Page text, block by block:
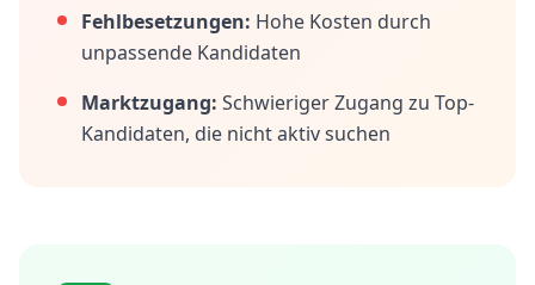
Fehlbesetzungen: Hohe Kosten durch
unpassende Kandidaten
Marktzugang: Schwieriger Zugang zu Top-
Kandidaten, die nicht aktiv suchen